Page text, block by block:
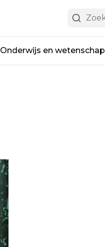
Onderwijs en wetenschap